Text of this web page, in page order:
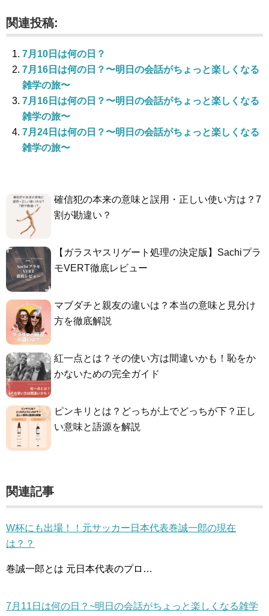
関連投稿:
7月10日は何の日？
7月16日は何の日？〜明日の会話がちょっと楽しくなる
雑学の旅〜
7月16日は何の日？〜明日の会話がちょっと楽しくなる
雑学の旅〜
7月24日は何の日？〜明日の会話がちょっと楽しくなる
雑学の旅〜
確信犯の本来の意味と誤用・正しい使い方は？7
割が勘違い？
【ガラスヤスリゲート処理の決定版】Sachiプラ
モVERT徹底レビュー
マブダチと親友の違いは？本当の意味と見分け
方を徹底解説
紅一点とは？その使い方は間違いかも！恥をか
かないための完全ガイド
ピンキリとは？どっちが上でどっちが下？正し
い意味と語源を解説
関連記事
W杯にも出場！！元サッカー日本代表巻誠一郎の現在
は？？
巻誠一郎とは 元日本代表のプロ…
7月11日は何の日？~明日の会話がちょっと楽しくなる雑学